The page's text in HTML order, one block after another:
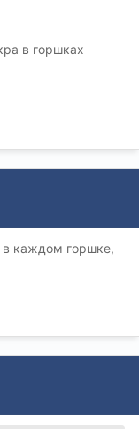
в горшках
в каждом горшке,